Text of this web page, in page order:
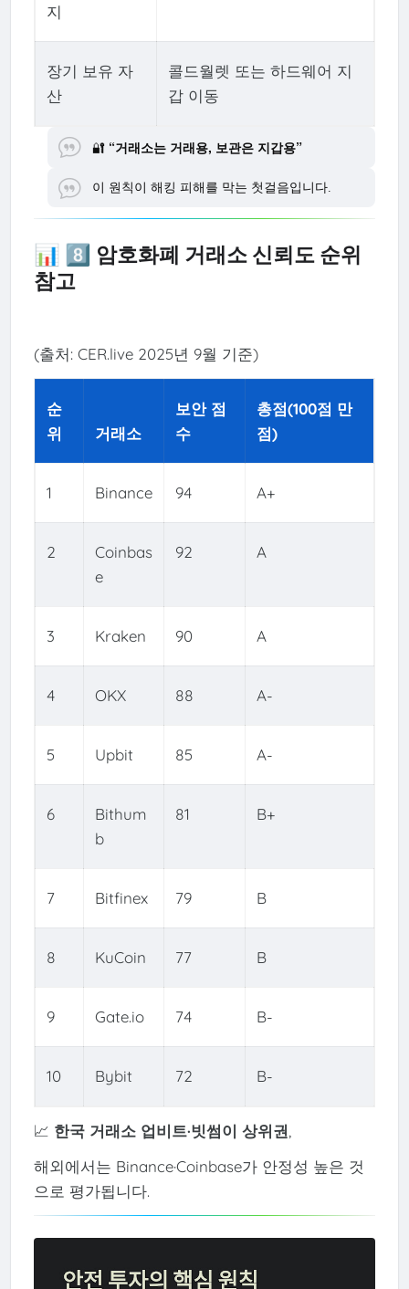
지
장기 보유 자
산
콜드월렛 또는 하드웨어 지
갑 이동
🔐 “거래소는 거래용, 보관은 지갑용”
이 원칙이 해킹 피해를 막는 첫걸음입니다.
📊 8️⃣ 암호화폐 거래소 신뢰도 순위
참고
(출처: CER.live 2025년 9월 기준)
순
위
거래소
보안 점
수
총점(100점 만
점)
1 Binance 94 A+
2
Coinbas
e
92 A
3 Kraken 90 A
4 OKX 88 A-
5 Upbit 85 A-
6
Bithum
b
81 B+
7 Bitfinex 79 B
8 KuCoin 77 B
9 Gate.io 74 B-
10 Bybit 72 B-
📈 한국 거래소 업비트·빗썸이 상위권
해외에서는 Binance·Coinbase가 안정성 높은 것
으로 평가됩니다.